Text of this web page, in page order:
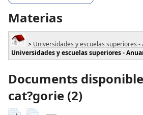
Materias
> Universidades y escuelas superiores -
Universidades y escuelas superiores -
Documents
cat?gorie (2)